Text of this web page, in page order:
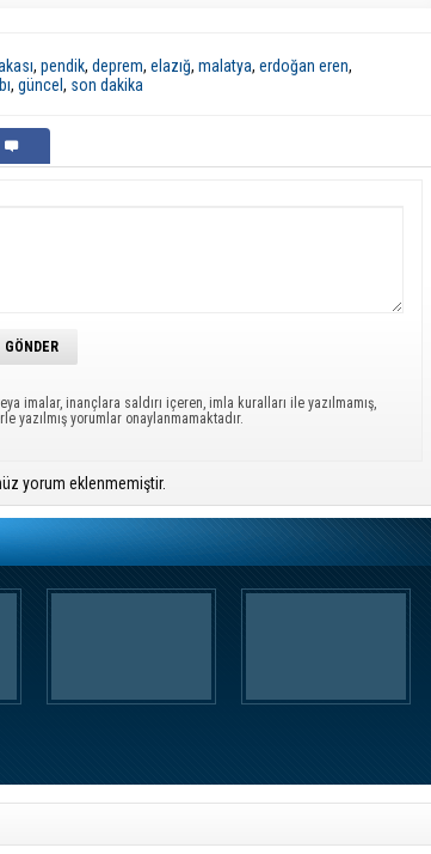
, pendik, deprem, elazığ, malatya, erdoğan eren,
, güncel , son dakika
imalar, inançlara saldırı içeren, imla kuralları ile yazılmamış,
yazılmış yorumlar onaylanmamaktadır.
yorum eklenmemiştir.